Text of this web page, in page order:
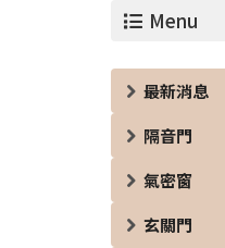
Menu
最新消息
隔音門
氣密窗
玄關門